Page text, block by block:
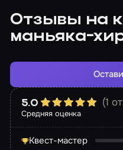
Отзывы на
маньяка-
Средняя оценка
5.0 (1
Квест-мастер